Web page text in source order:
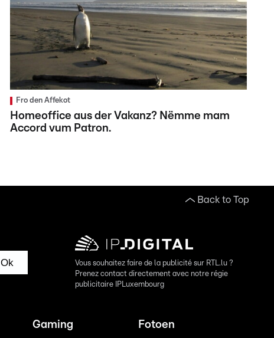
Fro den Affekot
Homeoffice aus der Vakanz? Nëmme mam
Accord vum Patron.
Back to Top
Ok
Vous souhaitez faire de la publicité sur RTL.lu ?
Prenez contact directement avec notre régie
publicitaire IPLuxembourg
Gaming Fotoen